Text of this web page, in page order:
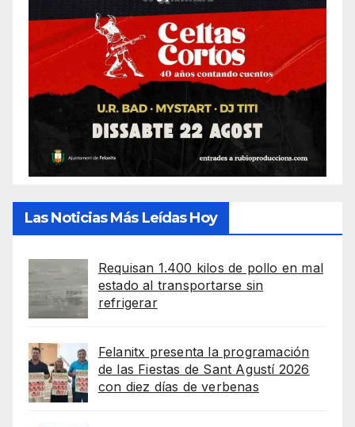
Las Noticias Más Leídas Hoy
Requisan 1.400 kilos de pollo en mal
estado al transportarse sin
refrigerar
Felanitx presenta la programación
de las Fiestas de Sant Agustí 2026
con diez días de verbenas